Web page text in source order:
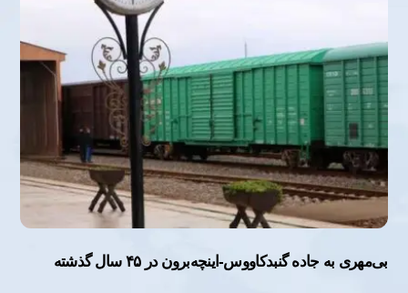
بی‌مهری به جاده گنبدکاووس-اینچه‌برون در ۴۵ سال گذشته